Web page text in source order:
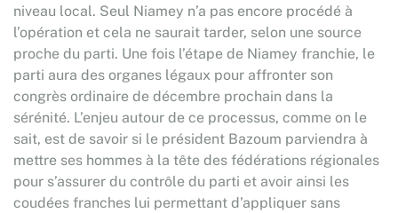
niveau local. Seul Niamey n’a pas encore procédé à
l’opération et cela ne saurait tarder, selon une source
proche du parti. Une fois l’étape de Niamey franchie, le
parti aura des organes légaux pour affronter son
congrès ordinaire de décembre prochain dans la
sérénité. L’enjeu autour de ce processus, comme on le
sait, est de savoir si le président Bazoum parviendra à
mettre ses hommes à la tête des fédérations régionales
pour s’assurer du contrôle du parti et avoir ainsi les
coudées franches lui permettant d’appliquer sans